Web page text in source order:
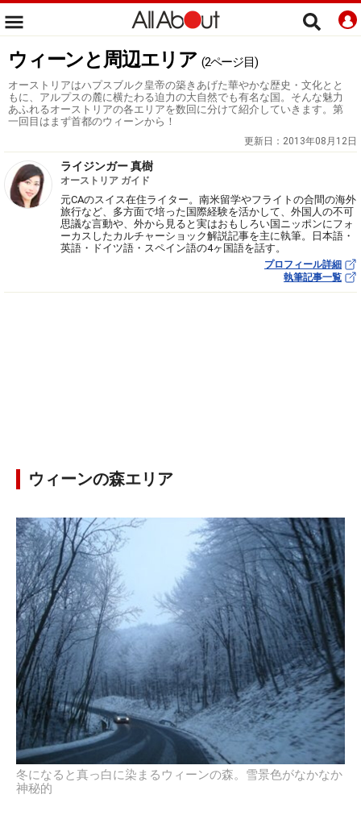
ウィーンと周辺エリア (2ページ目)
オーストリアはハプスブルク皇帝の築きあげた華やかな歴史・文化とと
もに、アルプスの麓に横たわる迫力の大自然でも有名な国。そんな魅力
あふれるオーストリアの各エリアを数回に分けて紹介していきます。第
一回目はまず首都のウィーンから！
更新日： 2013年08月12日
ライジンガー 真樹
オーストリア ガイド
元CAのスイス在住ライター。南米留学やフライトの合間の海外
旅行など、多方面で培った国際経験を活かして、外国人の不可
思議な言動や、外から見ると実はおもしろい国ニッポンにフォ
ーカスしたカルチャーショック解説記事を主に執筆。日本語・
英語・ドイツ語・スペイン語の4ヶ国語を話す。
プロフィール詳細
執筆記事一覧
ウィーンの森エリア
冬になると真っ白に染まるウィーンの森。雪景色がなかなか
神秘的